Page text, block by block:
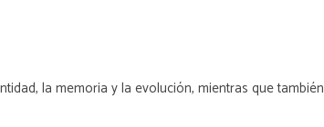
la memoria y la evolución, mientras que también